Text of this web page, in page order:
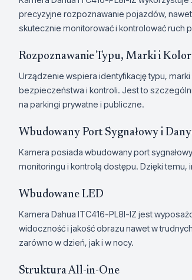
precyzyjne rozpoznawanie pojazdów,
skutecznie monitorować i kontrolować ruch
Rozpoznawanie Typu, Marki i
Urządzenie wspiera identyfikację typu,
bezpieczeństwa i kontroli. Jest to
na parkingi prywatne i publiczne.
Wbudowany Port Sygnałowy i
Kamera posiada wbudowany port
monitoringu i kontrolą dostępu. Dzięki temu,
Wbudowane LED
Kamera Dahua ITC416-PL8I-IZ jest
widoczność i jakość obrazu nawet w
zarówno w dzień, jak i w nocy.
Struktura All-in-One